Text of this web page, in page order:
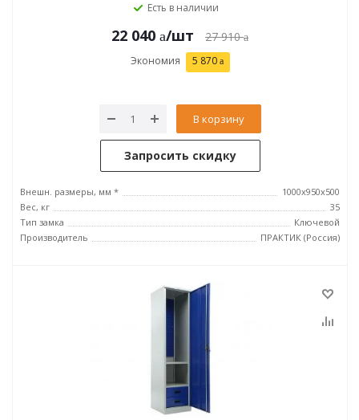
Есть в наличии
22 040 /шт 27 910
Экономия 5 870
В корзину
Запросить скидку
Внешн. размеры, мм *
1000x950x500
Вес, кг
35
Тип замка
Ключевой
Производитель
ПРАКТИК (Россия)